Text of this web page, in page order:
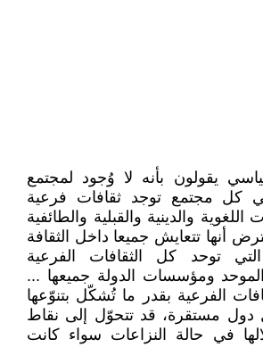
يقولون بأنه لا وُجود لمجتمع
كل مجتمع توجد ثقافات فرعية
اللغوية والدينية والقبلية والطائفية
أنها تتعايش جميعا داخل الثقافة
التي توحد كل الثقافات الفرعية
ومؤسسات الدولة جميعها ...
الفرعية بقدر ما تُشكّل بتنوّعها
مستقرة، قد تتحوّل إلى نقاط
في حالة النزاعات سواء كانت